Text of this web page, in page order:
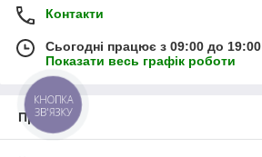
Контакти
Сьогодні працює з 09:00 до 19:00
Показати весь графік роботи
Про нас
КНОПКА
ЗВ'ЯЗКУ